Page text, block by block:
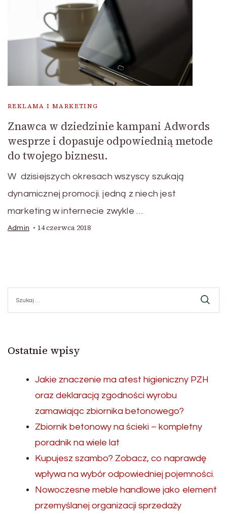
REKLAMA I MARKETING
Znawca w dziedzinie kampani Adwords
wesprze i dopasuje odpowiednią metode
do twojego biznesu.
W dzisiejszych okresach wszyscy szukają
dynamicznej promocji. jedną z niech jest
marketing w internecie zwykle …
Admin 14 czerwca 2018
Ostatnie wpisy
Jakie znaczenie ma atest higieniczny PZH
oraz deklaracją zgodności wyrobu
zamawiając zbiornika betonowego?
Zbiornik betonowy na ścieki – kompletny
poradnik na wiele lat
Kupujesz szambo? Zobacz, co naprawdę
wpływa na wybór odpowiedniej pojemności.
Nowoczesne meble handlowe jako element
przemyślanej organizacji sprzedaży